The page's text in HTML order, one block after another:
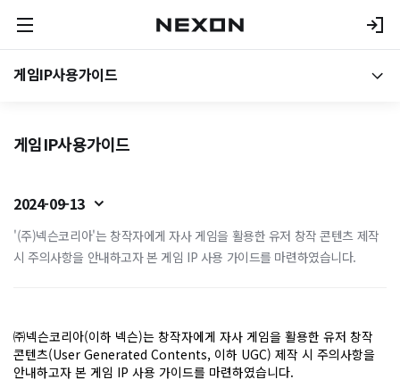
게임IP사용가이드
게임IP사용가이드
2024-09-13
'(주)넥슨코리아'는 창작자에게 자사 게임을 활용한 유저 창작 콘텐츠 제작
시 주의사항을 안내하고자 본 게임 IP 사용 가이드를 마련하였습니다.